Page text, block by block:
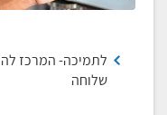
שלוחה